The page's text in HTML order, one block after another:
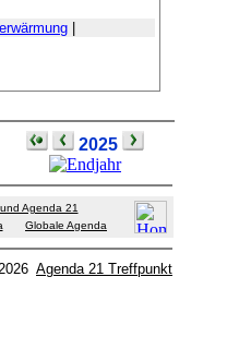
2025
Agenda 21
Globale Agenda
Agenda 21 Treffpunkt